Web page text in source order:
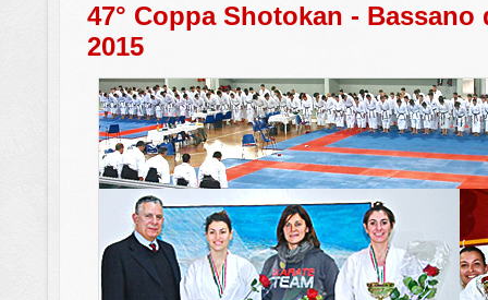
47° Coppa Shotokan - Bassano
2015